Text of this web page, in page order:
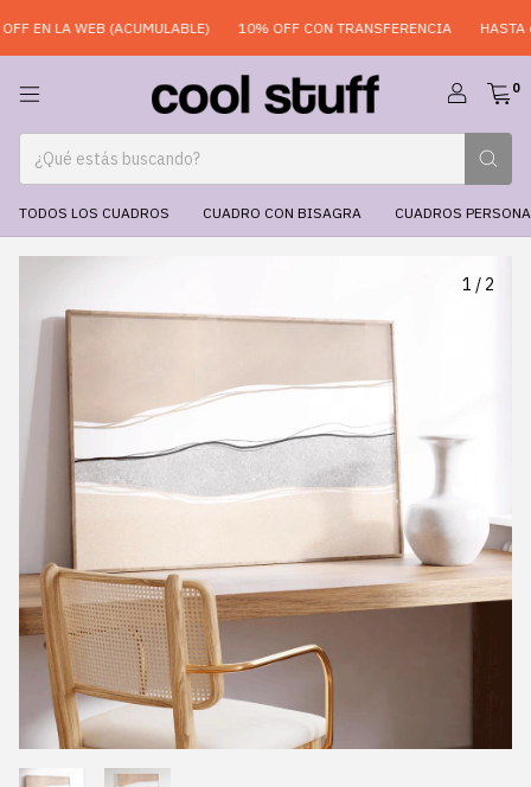
EN LA WEB (ACUMULABLE) 10% OFF CON TRANSFERENCIA HASTA 6
0
TODOS LOS CUADROS CUADRO CON BISAGRA CUADROS
1 / 2